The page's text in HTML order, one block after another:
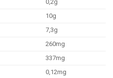
0,2g
10g
7,3g
260mg
337mg
0,12mg